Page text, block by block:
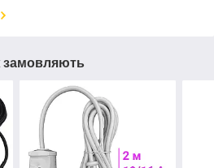
замовляють